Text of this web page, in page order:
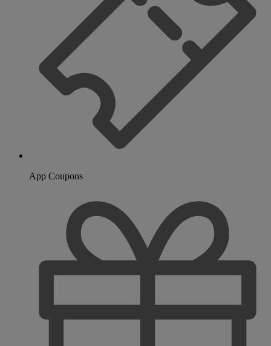
App Coupons